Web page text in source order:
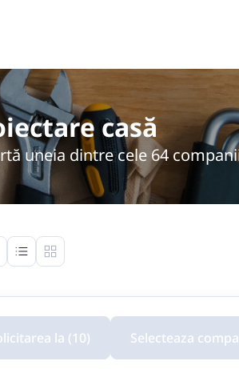
casă
uneia dintre cele 64
la (10) Selecteaza